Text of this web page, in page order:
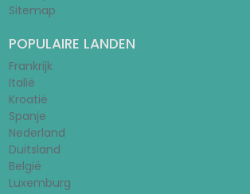
Sitemap
POPULAIRE LANDEN
Frankrijk
Italië
Kroatië
Spanje
Nederland
Duitsland
België
Luxemburg